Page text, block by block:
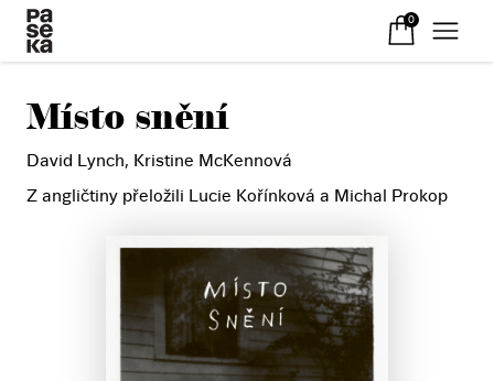
0
Místo snění
David Lynch, Kristine McKennová
Z angličtiny přeložili Lucie Kořínková a Michal Prokop